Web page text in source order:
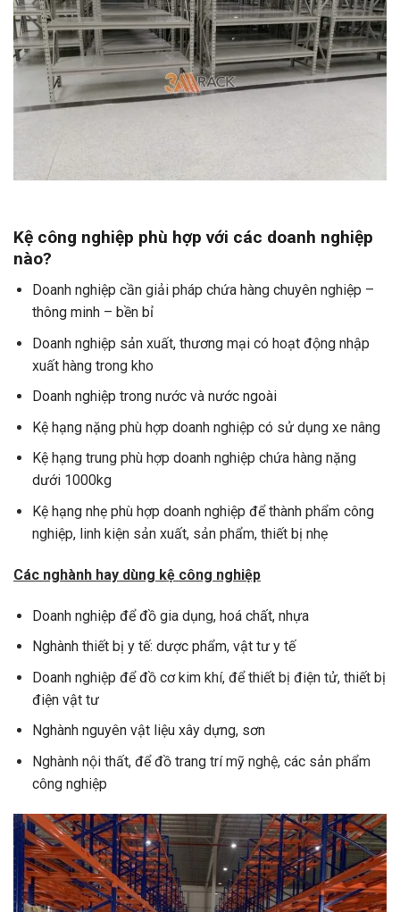
Kệ công nghiệp phù hợp với các doanh nghiệp
nào?
Doanh nghiệp cần giải pháp chứa hàng chuyên nghiệp –
thông minh – bền bỉ
Doanh nghiệp sản xuất, thương mại có hoạt động nhập
xuất hàng trong kho
Doanh nghiệp trong nước và nước ngoài
Kệ hạng nặng phù hợp doanh nghiệp có sử dụng xe nâng
Kệ hạng trung phù hợp doanh nghiệp chứa hàng nặng
dưới 1000kg
Kệ hạng nhẹ phù hợp doanh nghiệp để thành phẩm công
nghiệp, linh kiện sản xuất, sản phẩm, thiết bị nhẹ
Các nghành hay dùng kệ công nghiệp
Doanh nghiệp để đồ gia dụng, hoá chất, nhựa
Nghành thiết bị y tế: dược phẩm, vật tư y tế
Doanh nghiệp để đồ cơ kim khí, để thiết bị điện tử, thiết bị
điện vật tư
Nghành nguyên vật liệu xây dựng, sơn
Nghành nội thất, để đồ trang trí mỹ nghệ, các sản phẩm
công nghiệp